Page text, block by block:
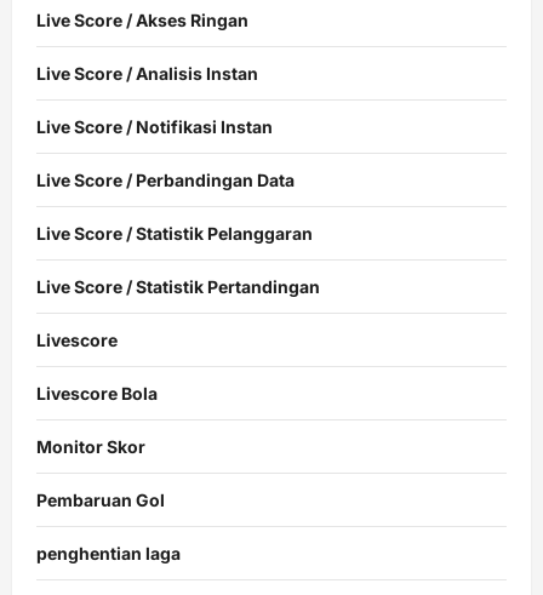
Live Score / Akses Ringan
Live Score / Analisis Instan
Live Score / Notifikasi Instan
Live Score / Perbandingan Data
Live Score / Statistik Pelanggaran
Live Score / Statistik Pertandingan
Livescore
Livescore Bola
Monitor Skor
Pembaruan Gol
penghentian laga